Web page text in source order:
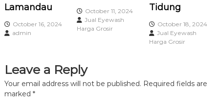
i
g
t
i
Lamandau
October 16, 2024
admin
October 11, 2024
Jual Eyewash
Harga Grosir
Tidung
October 18, 2024
Jual Eyewash
Harga Grosir
Leave a Reply
Your email address will not be published. Required fields are
marked *